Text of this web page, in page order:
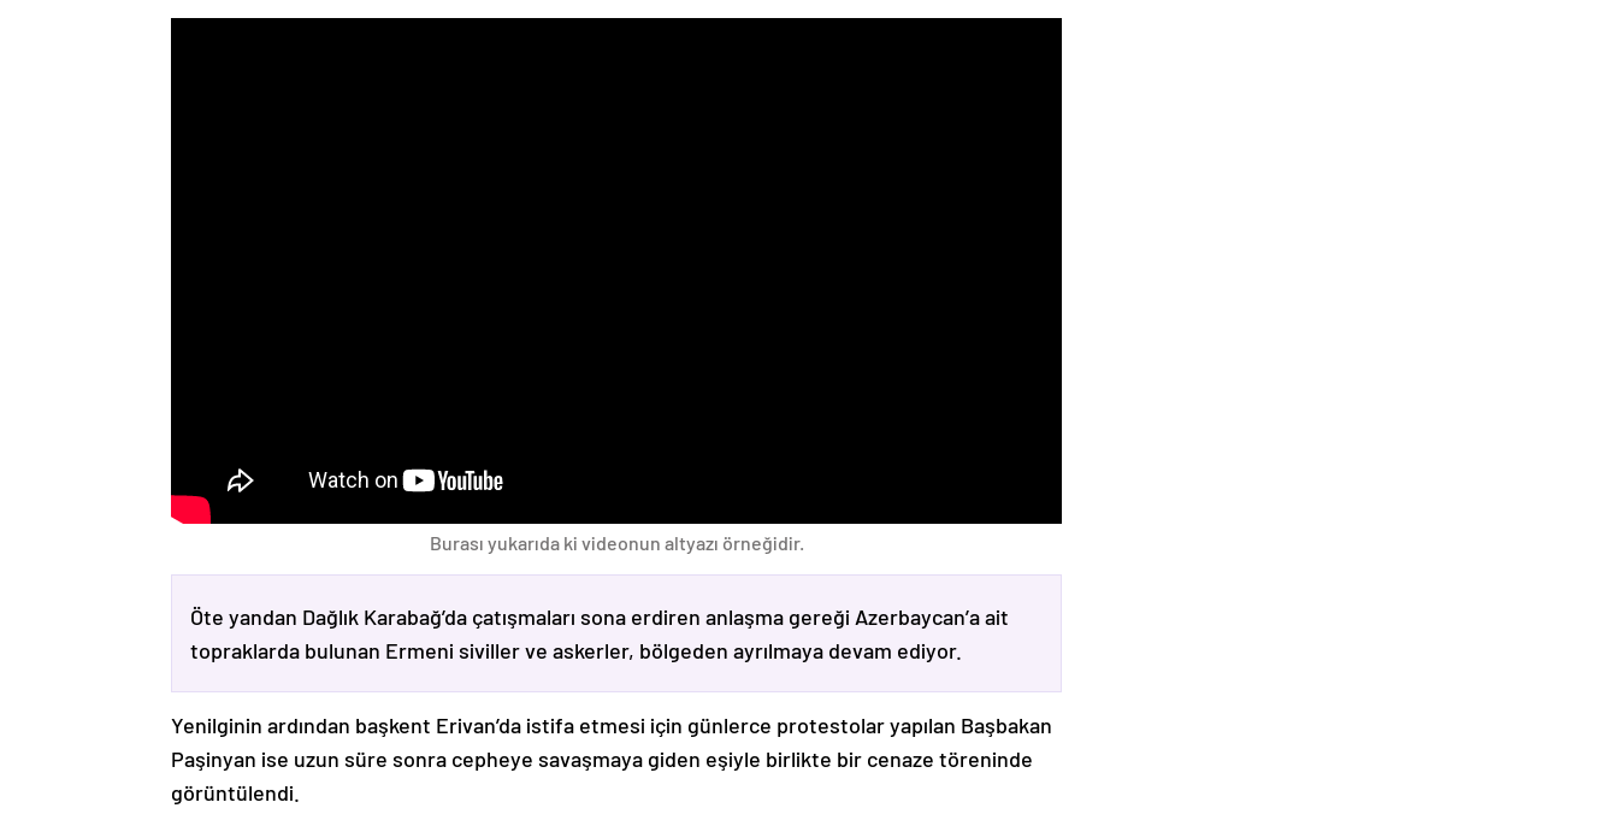
Burası yukarıda ki videonun altyazı örneğidir.
Öte yandan Dağlık Karabağ’da çatışmaları sona erdiren anlaşma gereği Azerbaycan’a ait
topraklarda bulunan Ermeni siviller ve askerler, bölgeden ayrılmaya devam ediyor.
Yenilginin ardından başkent Erivan’da istifa etmesi için günlerce protestolar yapılan Başbakan
Paşinyan ise uzun süre sonra cepheye savaşmaya giden eşiyle birlikte bir cenaze töreninde
görüntülendi.